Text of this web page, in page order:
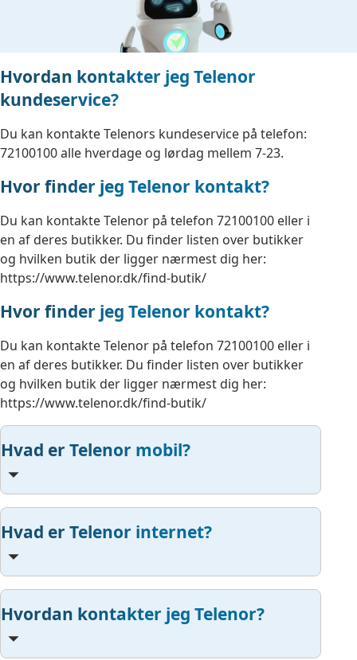
Hvordan kontakter jeg Telenor
kundeservice?
Du kan kontakte Telenors kundeservice på telefon:
72100100 alle hverdage og lørdag mellem 7-23.
Hvor finder jeg Telenor kontakt?
Du kan kontakte Telenor på telefon 72100100 eller i
en af deres butikker. Du finder listen over butikker
og hvilken butik der ligger nærmest dig her:
https://www.telenor.dk/find-butik/
Hvor finder jeg Telenor kontakt?
Du kan kontakte Telenor på telefon 72100100 eller i
en af deres butikker. Du finder listen over butikker
og hvilken butik der ligger nærmest dig her:
https://www.telenor.dk/find-butik/
Hvad er Telenor mobil?
Hvad er Telenor internet?
Hvordan kontakter jeg Telenor?